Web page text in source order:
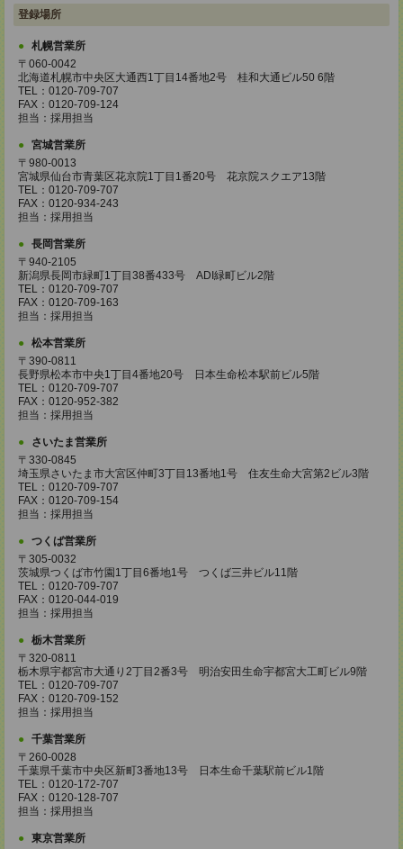
登録場所
札幌営業所
〒060-0042
北海道札幌市中央区大通西1丁目14番地2号 桂和大通ビル50 6階
TEL：0120-709-707
FAX：0120-709-124
担当：採用担当
宮城営業所
〒980-0013
宮城県仙台市青葉区花京院1丁目1番20号 花京院スクエア13階
TEL：0120-709-707
FAX：0120-934-243
担当：採用担当
長岡営業所
〒940-2105
新潟県長岡市緑町1丁目38番433号 ADI緑町ビル2階
TEL：0120-709-707
FAX：0120-709-163
担当：採用担当
松本営業所
〒390-0811
長野県松本市中央1丁目4番地20号 日本生命松本駅前ビル5階
TEL：0120-709-707
FAX：0120-952-382
担当：採用担当
さいたま営業所
〒330-0845
埼玉県さいたま市大宮区仲町3丁目13番地1号 住友生命大宮第2ビル3階
TEL：0120-709-707
FAX：0120-709-154
担当：採用担当
つくば営業所
〒305-0032
茨城県つくば市竹園1丁目6番地1号 つくば三井ビル11階
TEL：0120-709-707
FAX：0120-044-019
担当：採用担当
栃木営業所
〒320-0811
栃木県宇都宮市大通り2丁目2番3号 明治安田生命宇都宮大工町ビル9階
TEL：0120-709-707
FAX：0120-709-152
担当：採用担当
千葉営業所
〒260-0028
千葉県千葉市中央区新町3番地13号 日本生命千葉駅前ビル1階
TEL：0120-172-707
FAX：0120-128-707
担当：採用担当
東京営業所